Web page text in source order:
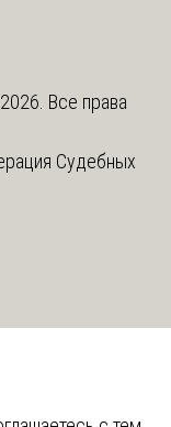
Все права
Судебных